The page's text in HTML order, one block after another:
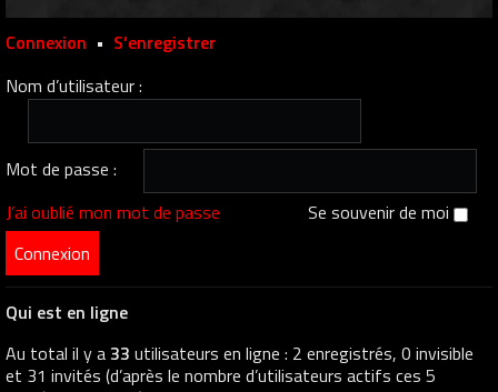
Connexion • S’enregistrer
Nom d’utilisateur :
Mot de passe :
J’ai oublié mon mot de passe
Se souvenir de moi
Qui est en ligne
Au total il y a 33 utilisateurs en ligne : 2 enregistrés, 0 invisible
et 31 invités (d’après le nombre d’utilisateurs actifs ces 5